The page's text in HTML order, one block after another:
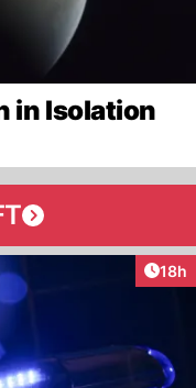
in Isolation
18h